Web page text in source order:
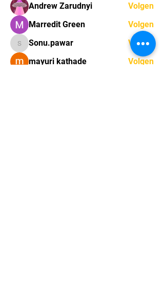
Andrew Zarudnyi
Volgen
Marredit Green
Volgen
Sonu.pawar
Sonu.pawar
Volgen
mayuri kathade
Volgen